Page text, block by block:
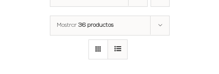
Mostrar 36 productos